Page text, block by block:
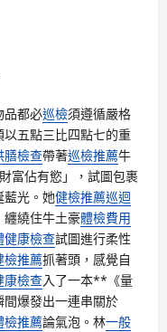
品都必巡檢須遵循嚴格
五點三比四點七的重
膳檢查帶著巡檢推薦牛
富佔有慾」，試圖包裹
藍光。她健檢推薦巡迴
纏繞住牛土豪體檢費用
健康檢查試圖進行柔性
檢推薦抓著頭，感覺自
康檢查入了一本**《量
爆發出一連串關於
檢推薦論氣泡。林一般